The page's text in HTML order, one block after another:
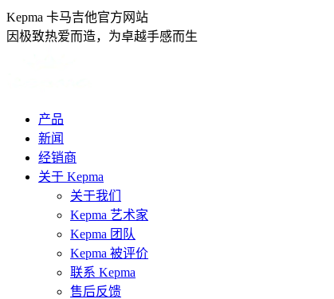
跳
转
Kepma 卡马吉他官方网站
因极致热爱而造，为卓越手感而生
产品
新闻
经销商
关于 Kepma
关于我们
Kepma 艺术家
Kepma 团队
Kepma 被评价
联系 Kepma
售后反馈